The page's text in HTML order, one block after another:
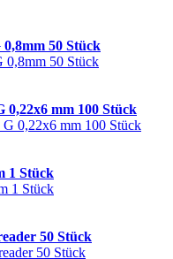
50 Stück
0,22x6 mm 100 Stück
1 Stück
50 Stück